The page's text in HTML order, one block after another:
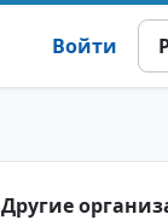
Войти
Другие